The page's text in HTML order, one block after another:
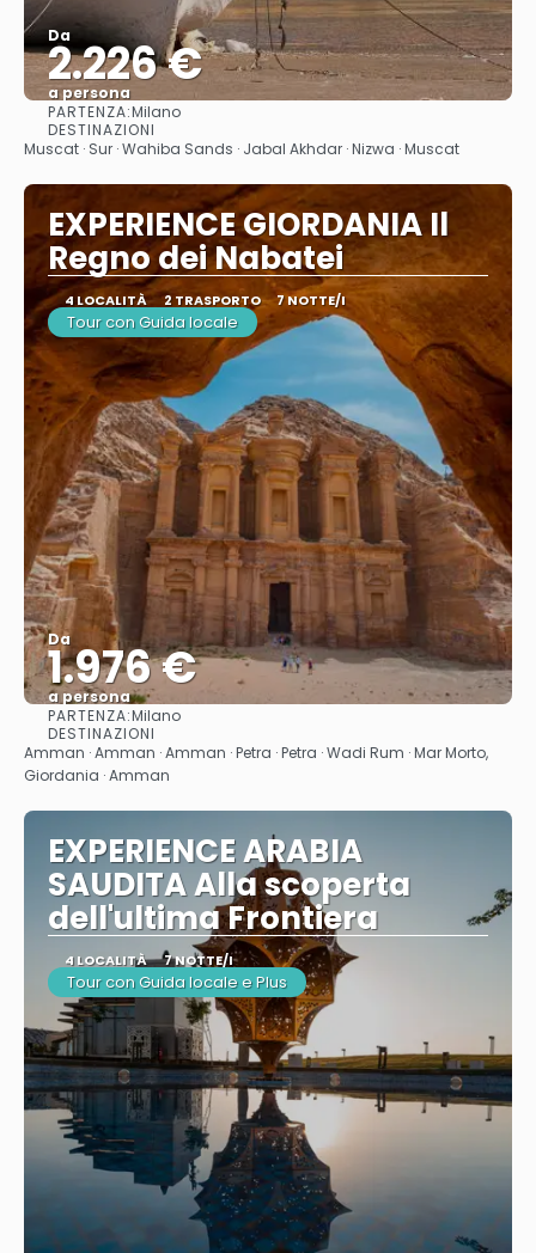
Da
2.226 €
a persona
PARTENZA:Milano
DESTINAZIONI
Muscat · Sur · Wahiba Sands · Jabal Akhdar · Nizwa · Muscat
EXPERIENCE GIORDANIA Il
Regno dei Nabatei
4 LOCALITÀ 2 TRASPORTO 7 NOTTE/I
Tour con Guida locale
Da
1.976 €
a persona
PARTENZA:Milano
DESTINAZIONI
Amman · Amman · Amman · Petra · Petra · Wadi Rum · Mar Morto,
Giordania · Amman
EXPERIENCE ARABIA
SAUDITA Alla scoperta
dell'ultima Frontiera
4 LOCALITÀ 7 NOTTE/I
Tour con Guida locale e Plus